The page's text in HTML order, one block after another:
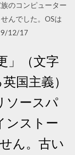
のコンピューター
んでした。OSは
12/17
」（文字
国主義）
ソースパ
ンストー
ん。古い